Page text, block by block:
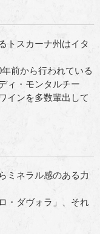
トスカーナ州はイタ
前から行われている
ィ・モンタルチー
インを多数輩出して
ミネラル感のある力
・ダヴォラ」、それ